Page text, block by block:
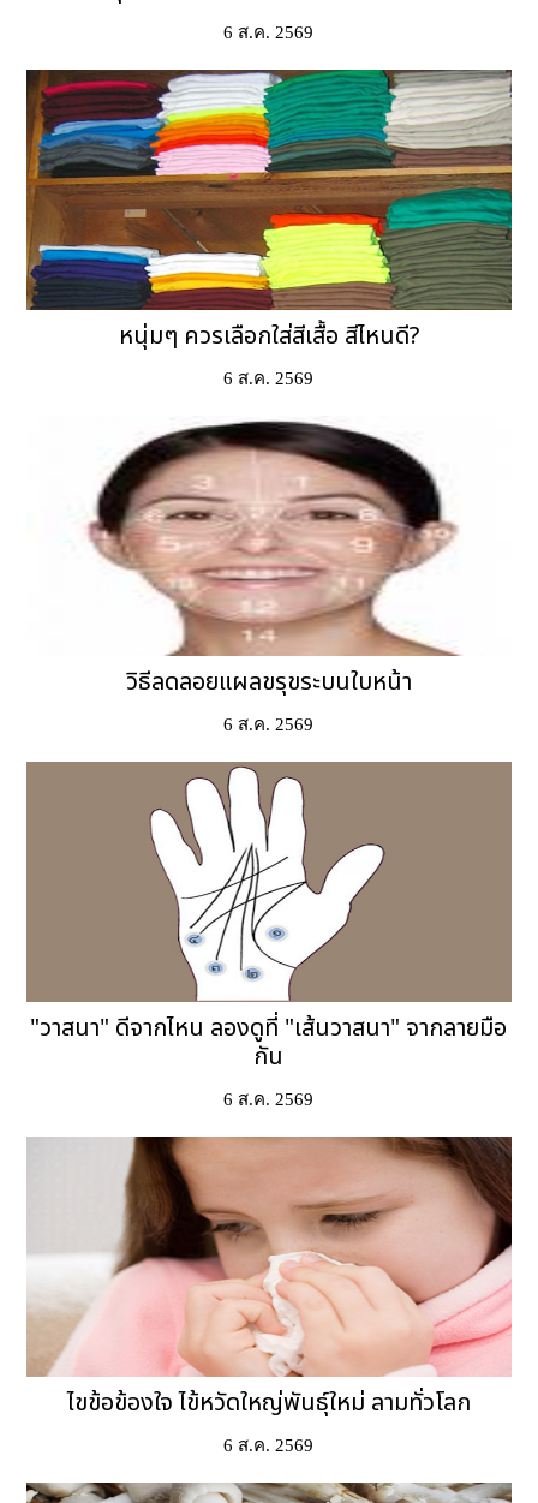
6 ส.ค. 2569
หนุ่มๆ ควรเลือกใส่สีเสื้อ สีไหนดี?
6 ส.ค. 2569
วิธีลดลอยแผลขรุขระบนใบหน้า
6 ส.ค. 2569
"วาสนา" ดีจากไหน ลองดูที่ "เส้นวาสนา" จากลายมือ
กัน
6 ส.ค. 2569
ไขข้อข้องใจ ไข้หวัดใหญ่พันธุ์ใหม่ ลามทั่วโลก
6 ส.ค. 2569